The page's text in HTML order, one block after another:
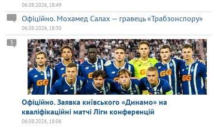
06.08.2026, 18:49
Офіційно. Мохамед Салах — гравець «Трабзонспору»
06.08.2026, 18:30
Офіційно. Заявка київського «Динамо» на
кваліфікаційні матчі Ліги конференцій
3
06.08.2026, 18:06